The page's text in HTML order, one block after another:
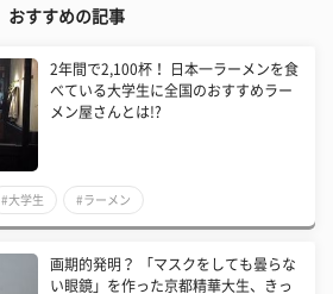
おすすめの記事
2年間で2,100杯！ 日本一ラーメンを食
べている大学生に全国のおすすめラー
メン屋さんとは!?
#大学生 #ラーメン
画期的発明？ 「マスクをしても曇らな
い眼鏡」を作った京都精華大生、きっ